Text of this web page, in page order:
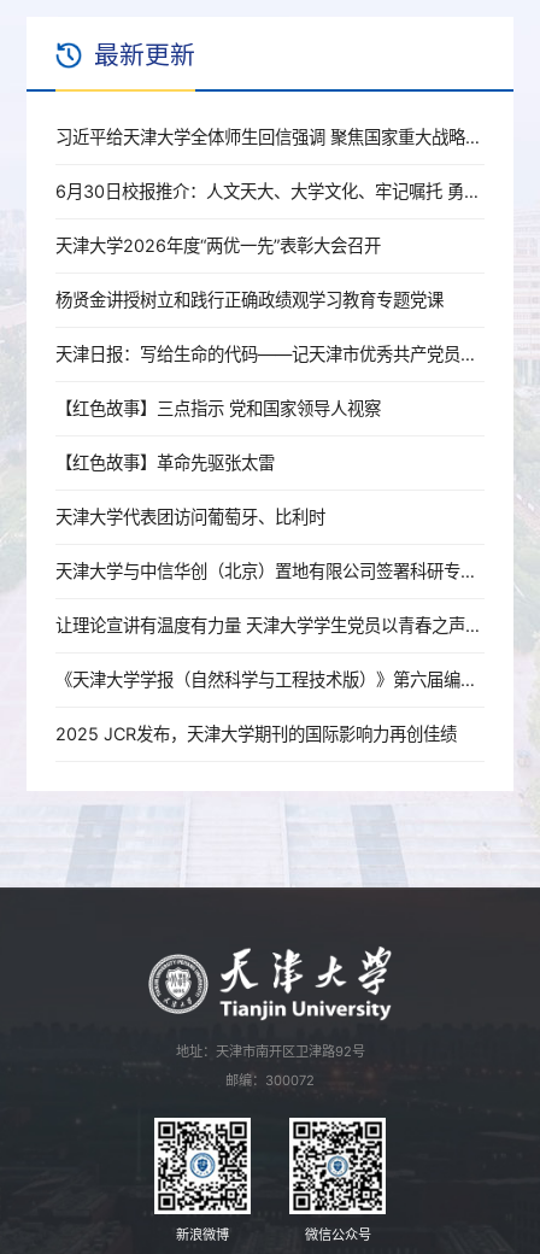
最新更新
习近平给天津大学全体师生回信强调 聚焦国家重大战略需求提高人才培养质量 更好服务经济社会发展
6月30日校报推介：人文天大、大学文化、牢记嘱托 勇担使命
天津大学2026年度“两优一先”表彰大会召开
杨贤金讲授树立和践行正确政绩观学习教育专题党课
天津日报：写给生命的代码——记天津市优秀共产党员、中国科学院院士元英进
【红色故事】三点指示 党和国家领导人视察
【红色故事】革命先驱张太雷
天津大学代表团访问葡萄牙、比利时
天津大学与中信华创（北京）置地有限公司签署科研专项协议
让理论宣讲有温度有力量 天津大学学生党员以青春之声讲好新时代奋斗故事
《天津大学学报（自然科学与工程技术版）》第六届编委会第一次会议召开
2025 JCR发布，天津大学期刊的国际影响力再创佳绩
地址：天津市南开区卫津路92号
邮编：300072
新浪微博 微信公众号